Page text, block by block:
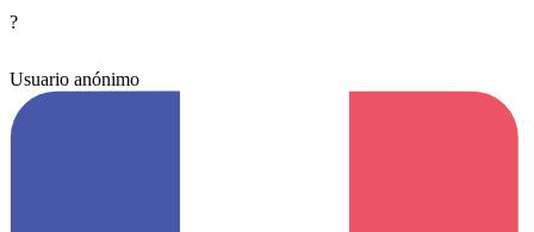
?
Usuario anónimo